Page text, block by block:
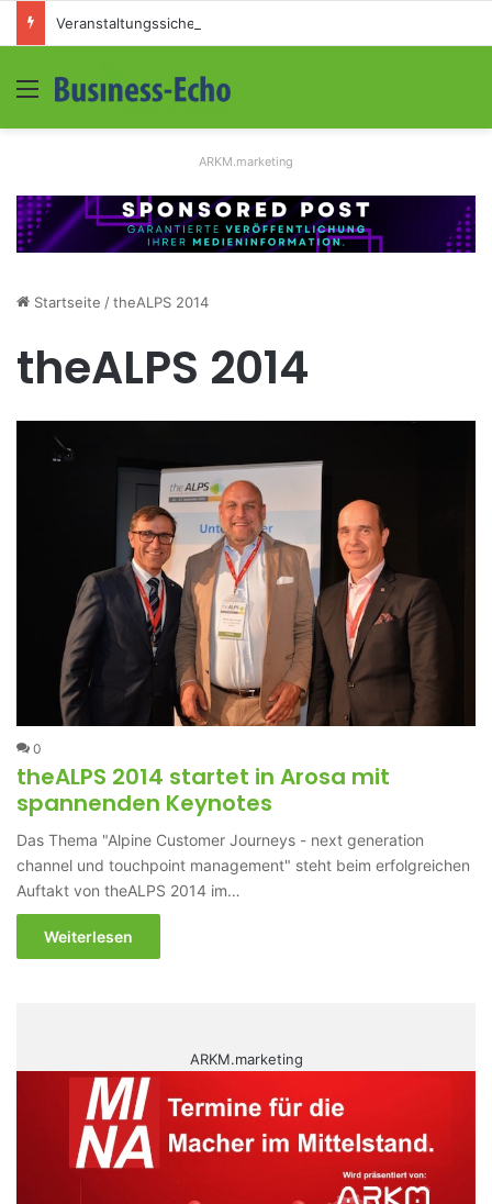
Menü
ARKM.marketing
Startseite /theALPS 2014
theALPS 2014
0
theALPS 2014 startet in Arosa mit
spannenden Keynotes
Das Thema "Alpine Customer Journeys - next generation
channel und touchpoint management" steht beim erfolgreichen
Auftakt von theALPS 2014 im…
Weiterlesen
ARKM.marketing